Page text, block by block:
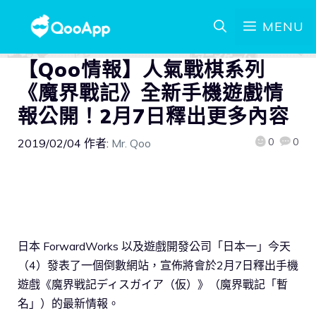
MENU
【Qoo情報】人氣戰棋系列
《魔界戰記》全新手機遊戲情
報公開！2月7日釋出更多內容
2019/02/04 作者: Mr. Qoo 0 0
日本 ForwardWorks 以及遊戲開發公司「日本一」今天
（4）發表了一個倒數網站，宣佈將會於2月7日釋出手機
遊戲《魔界戦記ディスガイア（仮）》（魔界戰記「暫
名」）的最新情報。